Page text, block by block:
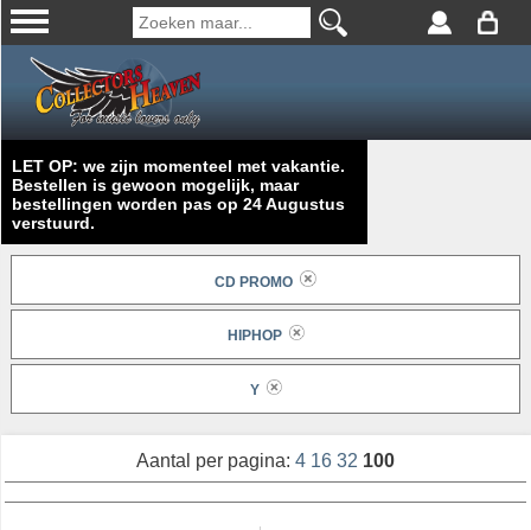
LET OP: we zijn momenteel met vakantie.
Bestellen is gewoon mogelijk, maar
bestellingen worden pas op 24 Augustus
verstuurd.
CD PROMO
HIPHOP
Y
Aantal per pagina: 4 16 32 100